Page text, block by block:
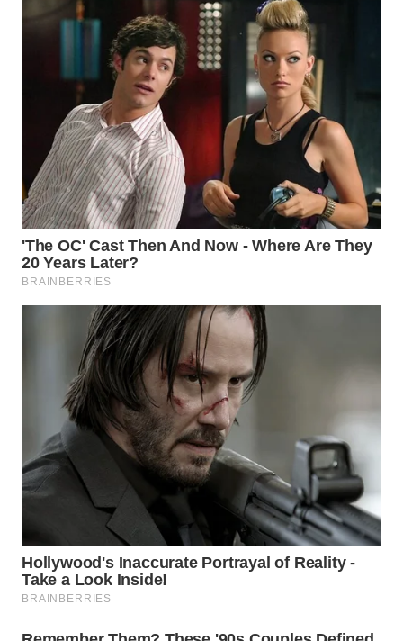
LANGKAT
TAPANULI
SELATAN
WN
TANJUNG
LESUNG
WN
KARO
SIMALUNGUN
WN
LABUHANBATU
WN
TAPANULI
TENGAH
WN
TEBING